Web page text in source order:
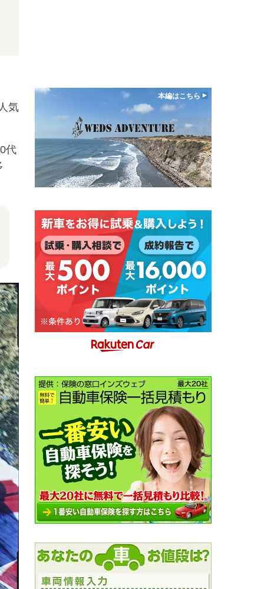
気
代
本編はこちら